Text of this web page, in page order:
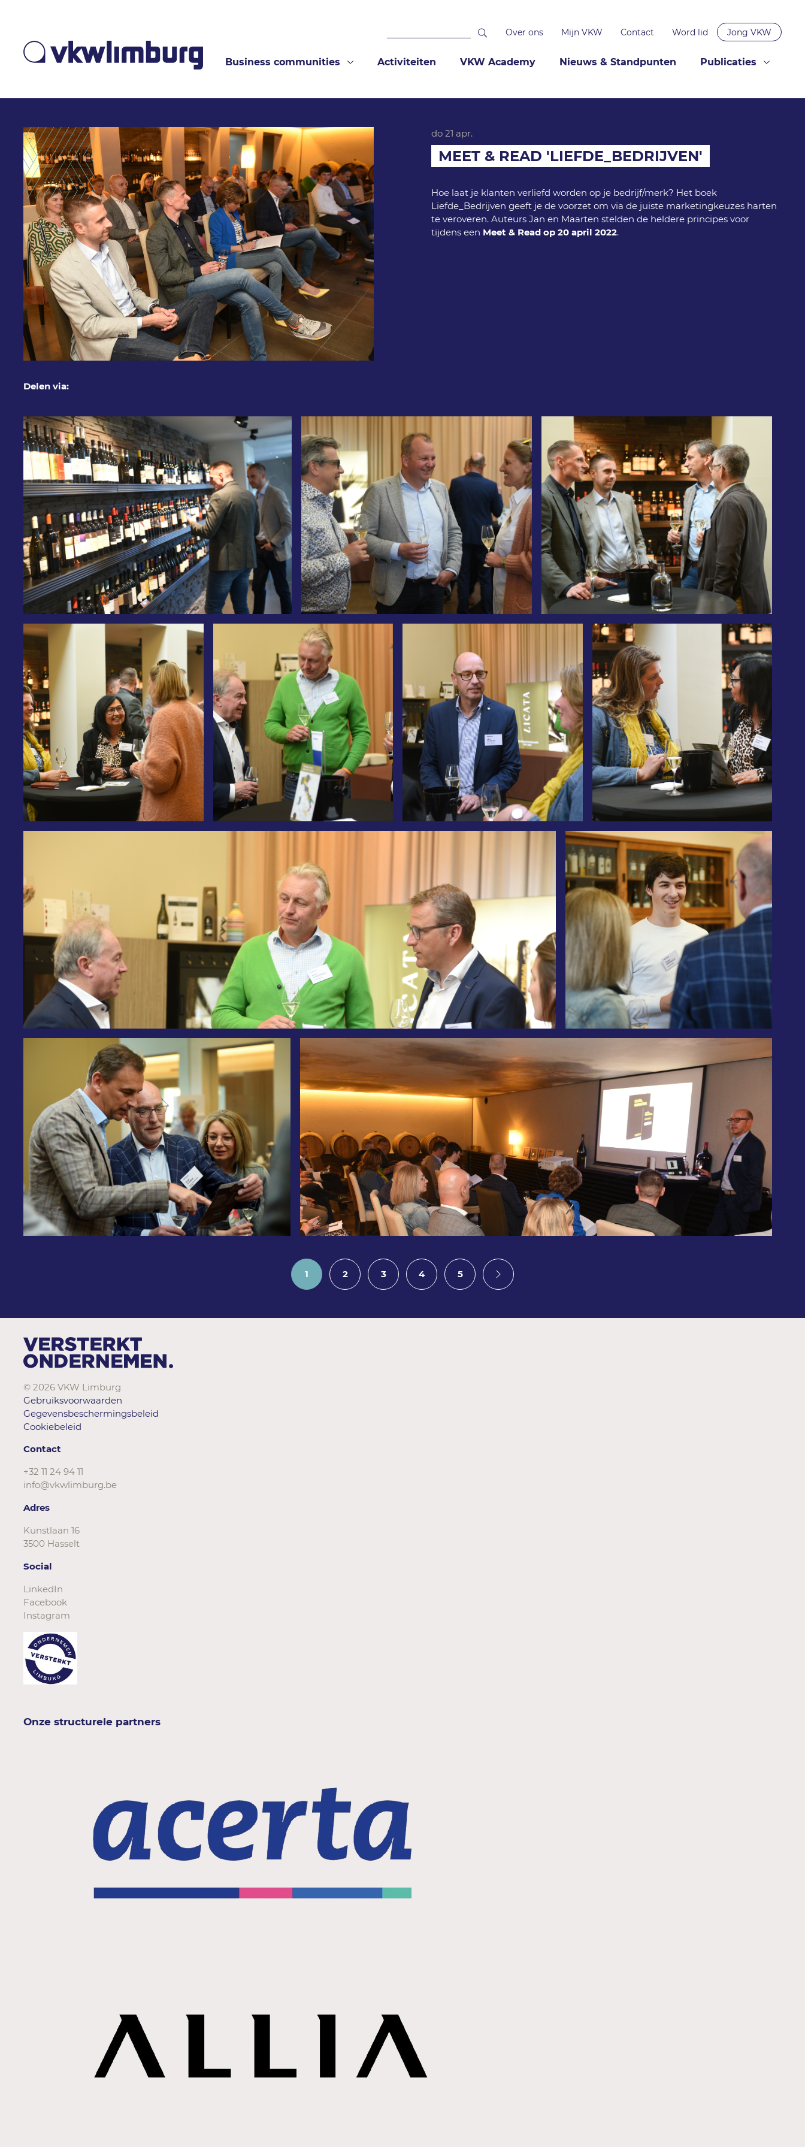
Over ons Mijn VKW Contact Word lid Jong VKW
Business communities Activiteiten VKW Academy Nieuws & Standpunten Publicaties
do 21 apr.
MEET & READ 'LIEFDE_BEDRIJVEN'
Hoe laat je klanten verliefd worden op je bedrijf/merk? Het boek
Liefde_Bedrijven geeft je de voorzet om via de juiste marketingkeuzes harten
te veroveren. Auteurs Jan en Maarten stelden de heldere principes voor
tijdens een Meet & Read op 20 april 2022.
Delen via:
1 2 3 4 5
© 2026 VKW Limburg
Gebruiksvoorwaarden
Gegevensbeschermingsbeleid
Cookiebeleid
Contact
+32 11 24 94 11
info@vkwlimburg.be
Adres
Kunstlaan 16
3500 Hasselt
Social
LinkedIn
Facebook
Instagram
Onze structurele partners